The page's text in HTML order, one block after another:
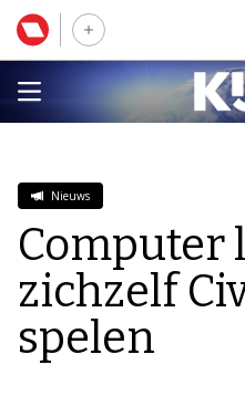
Nieuws
Computer
zichzelf
spelen